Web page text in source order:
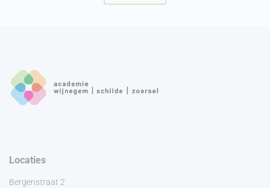
Locaties
Bergenstraat 2